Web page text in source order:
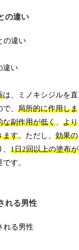
の違い
違い
は、ミノキシジルを直
で、局所的に作用しま
な副作用が低く、より
ます。ただし、効果の
、1日2回以上の塗布が
す。
れる男性